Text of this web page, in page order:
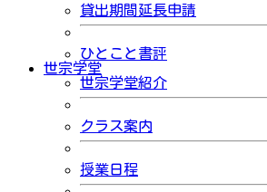
貸出期間延長申請
ひとこと書評
世宗学堂
世宗学堂紹介
クラス案内
授業日程